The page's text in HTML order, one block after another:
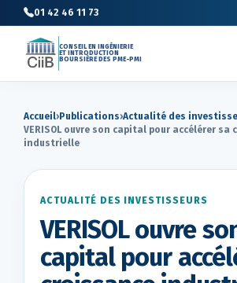
01 42 46 11 73
CONSEIL EN INGÉNIERIE
ET INTRODUCTION
BOURSIÈRE DES PME-PMI
Accueil› Publications›Actualité des
VERISOL ouvre son capital pour accélérer sa
industrielle
ACTUALITÉ DES INVESTISSEURS
VERISOL ouvre
capital pour